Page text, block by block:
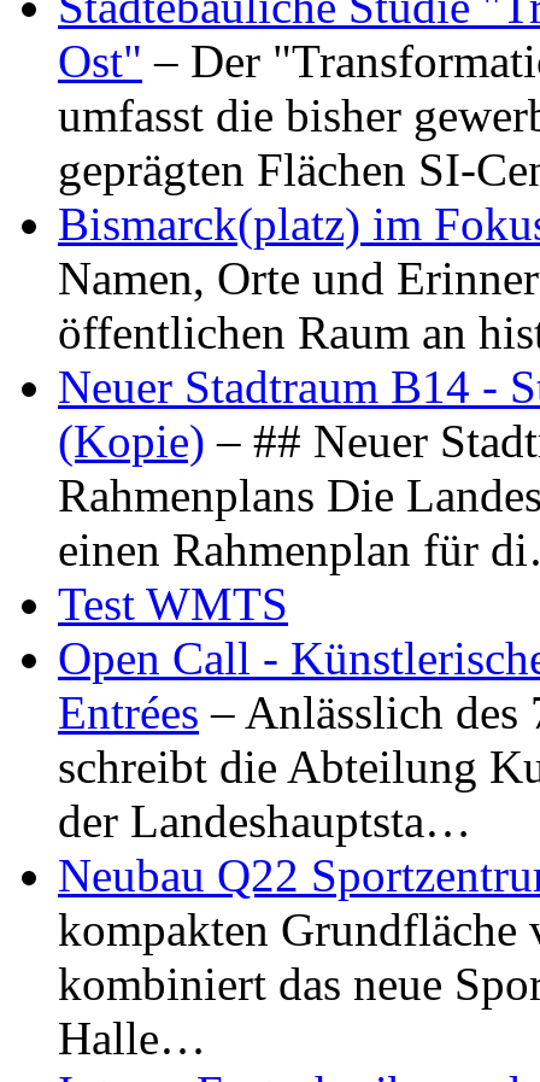
Ost" – Der
umfasst die bisher
geprägten Flächen SI-
Bismarck(platz) im
Namen, Orte und
öffentlichen Raum an
Neuer Stadtraum B14 -
(Kopie) – ## Neuer
Rahmenplans Die
einen Rahmenplan für
Test WMTS
Open Call -
Entrées – Anlässlich
schreibt die Abteilung
der Landeshauptsta…
Neubau Q22
kompakten Grundfläche
kombiniert das neue
Halle…